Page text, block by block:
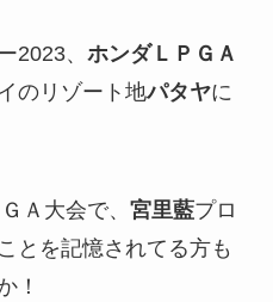
2023、 ホンダＬＰＧＡ
のリゾート地パタヤに
Ａ大会で、 宮里藍プロ
とを記憶されてる方も
！